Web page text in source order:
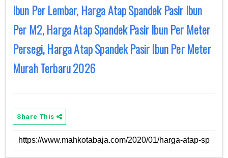
Ibun Per Lembar, Harga Atap Spandek Pasir Ibun
Per M2, Harga Atap Spandek Pasir Ibun Per Meter
Persegi, Harga Atap Spandek Pasir Ibun Per Meter
Murah Terbaru 2026
Share This